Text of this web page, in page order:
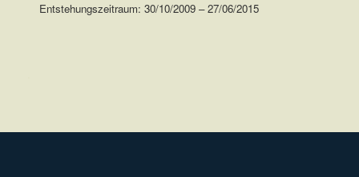
Entstehungszeitraum: 30/10/2009 – 27/06/2015